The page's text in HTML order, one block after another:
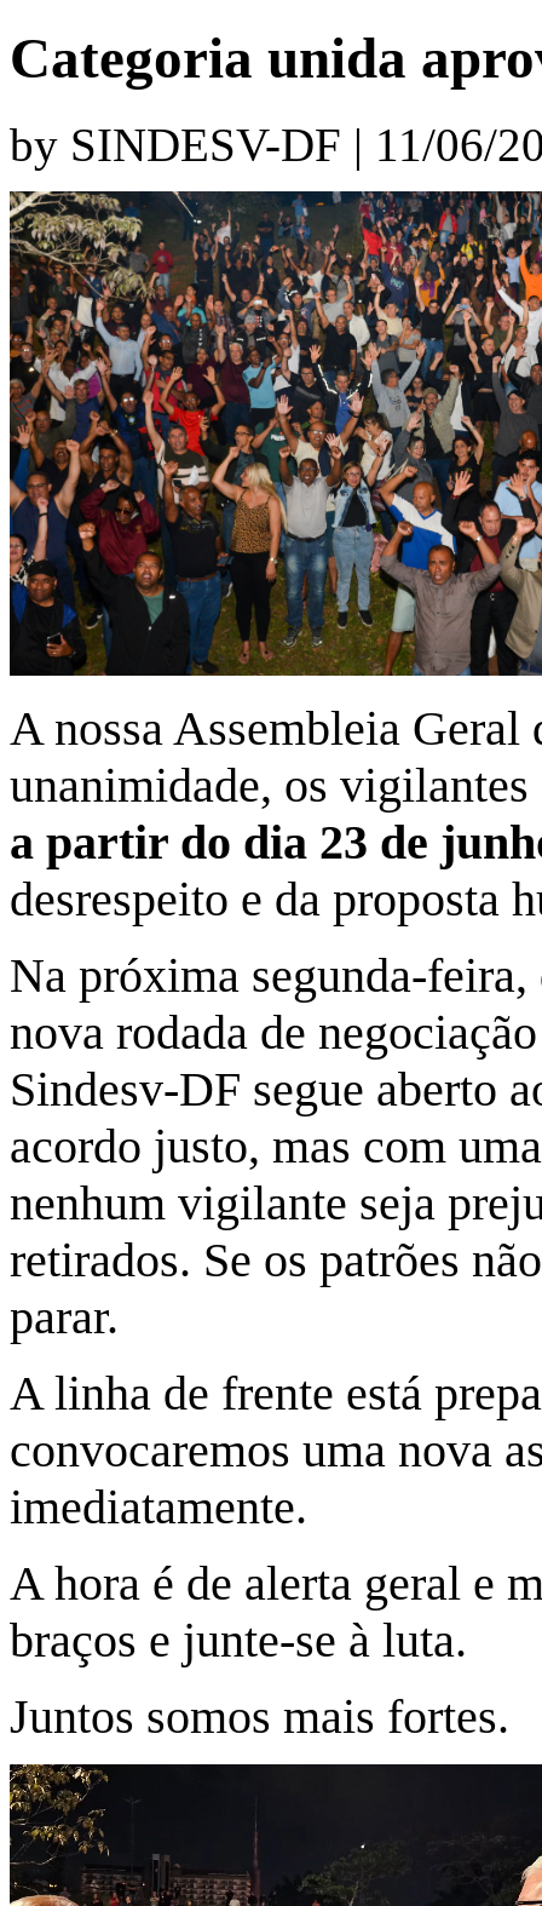
Categoria unida
by SINDESV-DF | 11/06/
A nossa Assembleia
unanimidade, os
a partir do dia 23 de
desrespeito e da proposta
Na próxima segunda-
nova rodada de
Sindesv-DF segue aberto
acordo justo, mas com
nenhum vigilante seja
retirados. Se os patrões
parar.
A linha de frente está
convocaremos uma nova
imediatamente.
A hora é de alerta geral e
braços e junte-se à luta.
Juntos somos mais fortes.